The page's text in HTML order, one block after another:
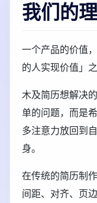
我们的
一个产品的价值
的人实现价值」之
木及简历想解决
单的问题，而是
多注意力放回到
身。
在传统的简历制
间距、对齐、页